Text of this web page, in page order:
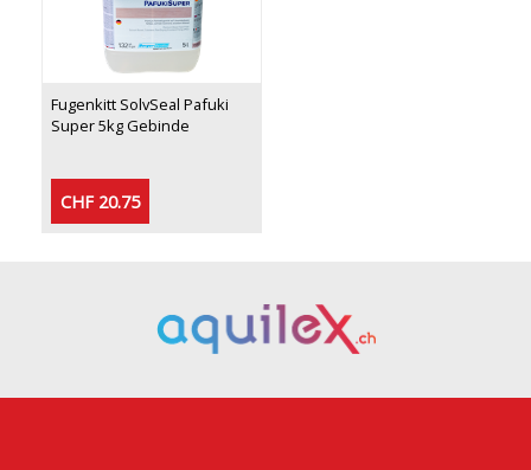
Fugenkitt SolvSeal Pafuki
Super 5kg Gebinde
CHF 20.75